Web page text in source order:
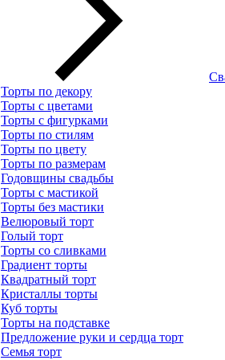
Торты по декору
Торты с цветами
Торты с фигурками
Торты по стилям
Торты по цвету
Торты по размерам
Годовщины свадьбы
Торты с мастикой
Торты без мастики
Велюровый торт
Голый торт
Торты со сливками
Градиент торты
Квадратный торт
Кристаллы торты
Куб торты
Торты на подставке
Предложение руки и сердца торт
Семья торт